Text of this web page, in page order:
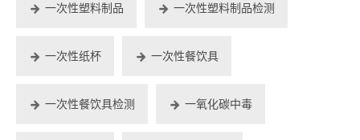
一次性塑料制品 一次性塑料制品检测
一次性纸杯 一次性餐饮具
一次性餐饮具检测 一氧化碳中毒